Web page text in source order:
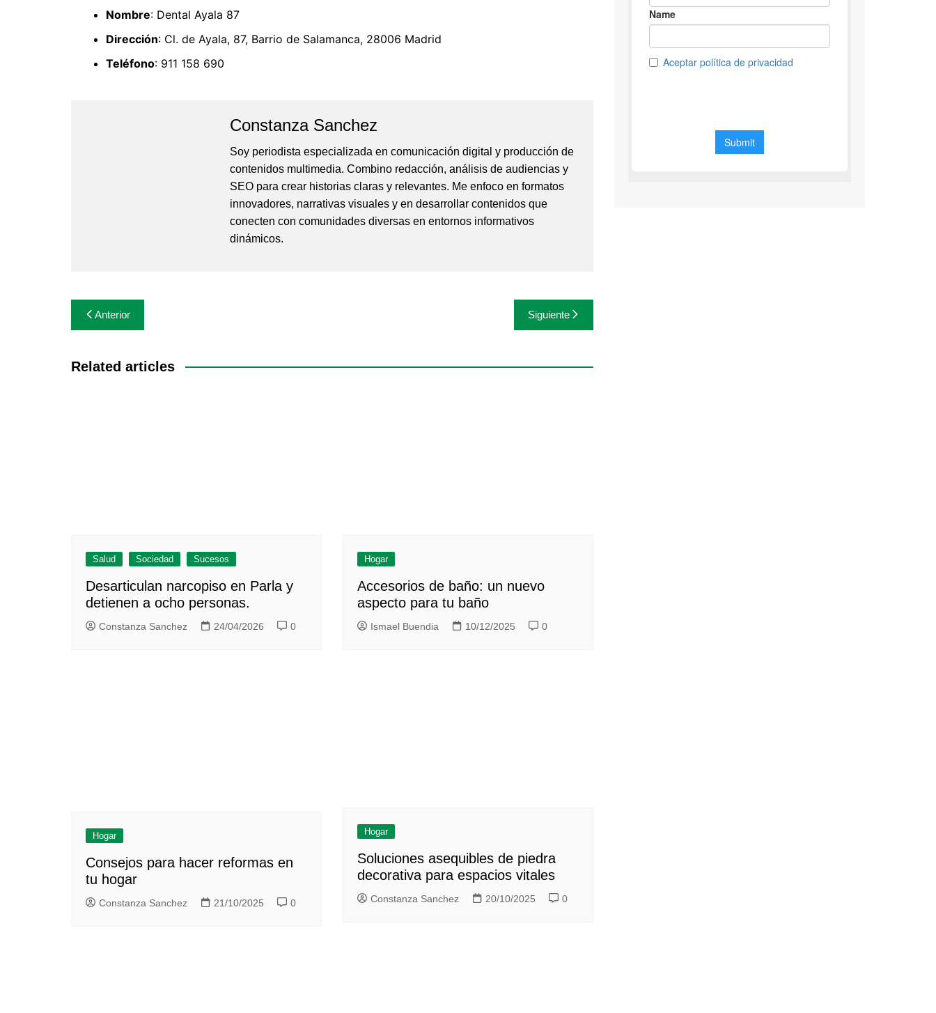
Nombre: Dental Ayala 87
Dirección: Cl. de Ayala, 87, Barrio de Salamanca, 28006 Madrid
Teléfono: 911 158 690
Constanza Sanchez
Soy periodista especializada en comunicación digital y producción de
contenidos multimedia. Combino redacción, análisis de audiencias y
SEO para crear historias claras y relevantes. Me enfoco en formatos
innovadores, narrativas visuales y en desarrollar contenidos que
conecten con comunidades diversas en entornos informativos
dinámicos.
Navegación
de
entradas
Anterior Siguiente
Related articles
Salud Sociedad Sucesos
Desarticulan narcopiso en Parla y
detienen a ocho personas.
Constanza Sanchez 24/04/2026 0
Hogar
Accesorios de baño: un nuevo
aspecto para tu baño
Ismael Buendia 10/12/2025 0
Hogar
Consejos para hacer reformas en
tu hogar
Constanza Sanchez 21/10/2025 0
Hogar
Soluciones asequibles de piedra
decorativa para espacios vitales
Constanza Sanchez 20/10/2025 0